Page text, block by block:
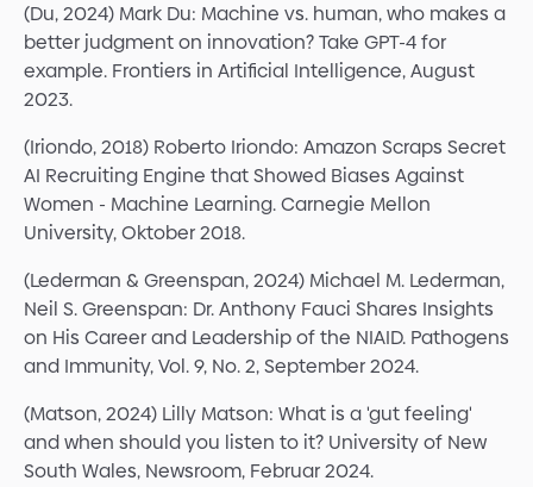
(Du, 2024) Mark Du: Machine vs. human, who makes a
better judgment on innovation? Take GPT-4 for
example. Frontiers in Artificial Intelligence, August
2023.
(Iriondo, 2018) Roberto Iriondo: Amazon Scraps Secret
AI Recruiting Engine that Showed Biases Against
Women - Machine Learning. Carnegie Mellon
University, Oktober 2018.
(Lederman & Greenspan, 2024) Michael M. Lederman,
Neil S. Greenspan: Dr. Anthony Fauci Shares Insights
on His Career and Leadership of the NIAID. Pathogens
and Immunity, Vol. 9, No. 2, September 2024.
(Matson, 2024) Lilly Matson: What is a 'gut feeling'
and when should you listen to it? University of New
South Wales, Newsroom, Februar 2024.